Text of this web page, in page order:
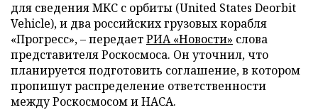
для сведения МКС с орбиты (United States Deorbit
Vehicle), и два российских грузовых корабля
«Прогресс», – передаетРИА «Новости» слова
представителя Роскосмоса. Он уточнил, что
планируется подготовить соглашение, в котором
пропишут распределение ответственности
между Роскосмосом и НАСА.